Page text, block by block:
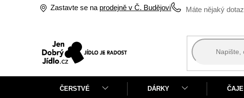
Zastavte se na prodejně v Č. Budějovicích
ČERSTVÉ DÁRKY ČAJE